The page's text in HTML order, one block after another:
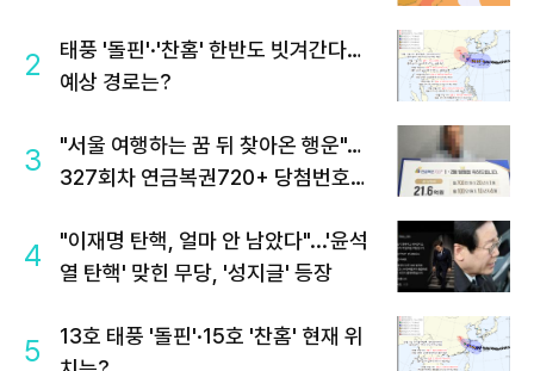
2
태풍 '돌핀'·'찬홈' 한반도 빗겨간다…
예상 경로는?
3
"서울 여행하는 꿈 뒤 찾아온 행운"…
327회차 연금복권720+ 당첨번호조
4
"이재명 탄핵, 얼마 안 남았다"...'윤석
열 탄핵' 맞힌 무당, '성지글' 등장
5
13호 태풍 '돌핀'·15호 '찬홈' 현재 위